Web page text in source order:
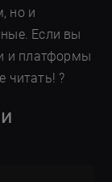
но и
Если вы
и платформы
читать! ?